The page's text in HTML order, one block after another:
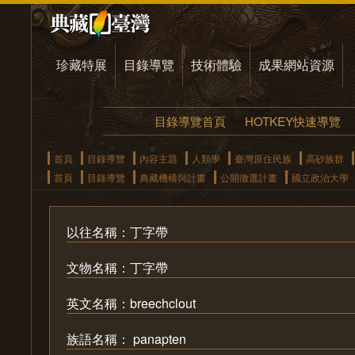
珍藏特展 目錄導覽 技術體驗 成果網站資源
目錄導覽首頁 HOTKEY快速導覽
首頁 目錄導覽 內容主題 人類學 臺灣原住民族
高砂族群
首頁
目錄導覽 典藏機構與計畫 公開徵選計畫 國立政治大學
以往名稱：丁字帶
文物名稱：丁字帶
英文名稱：breechclout
族語名稱： panapten